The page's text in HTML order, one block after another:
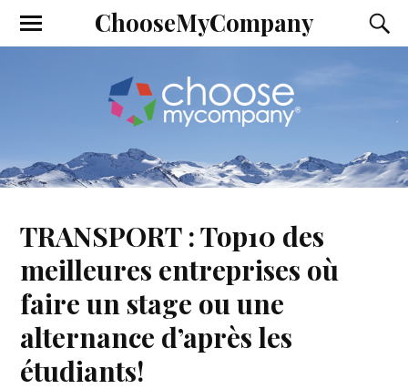
ChooseMyCompany
TRANSPORT : Top10 des
meilleures entreprises où
faire un stage ou une
alternance d’après les
étudiants!